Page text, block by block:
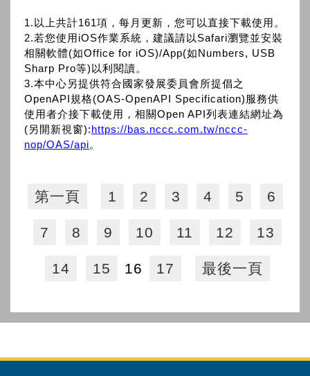
1.以上共計161項，每月更新，您可以直接下載使用。
2.若您使用iOS作業系統，建議請以Safari瀏覽並安裝
相關軟體(如Office for iOS)/App(如Numbers, USB
Sharp Pro等)以利閱讀。
3.本中心另提供符合國家發展委員會所提倡之
OpenAPI規格(OAS-OpenAPI Specification)服務供
使用者介接下載使用，相關Open API列表連結網址為
(另開新視窗):https://bas.nccc.com.tw/nccc-
nop/OAS/api。
第一頁 1 2 3 4 5 6
7 8 9 10 11 12 13
14 15 16 17 最後一頁